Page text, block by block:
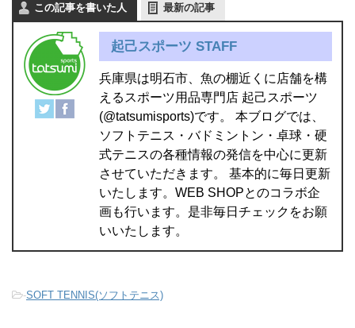
この記事を書いた人 最新の記事
起己スポーツ STAFF
兵庫県は明石市、魚の棚近くに店舗を構
えるスポーツ用品専門店 起己スポーツ
(@tatsumisports)です。 本ブログでは、
ソフトテニス・バドミントン・卓球・硬
式テニスの各種情報の発信を中心に更新
させていただきます。 基本的に毎日更新
いたします。WEB SHOPとのコラボ企
画も行います。是非毎日チェックをお願
いいたします。
-SOFT TENNIS(ソフトテニス)